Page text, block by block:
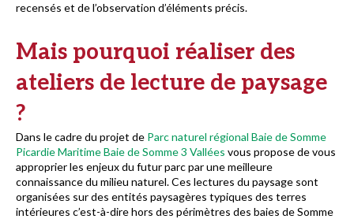
recensés et de l’observation d’éléments précis.
Mais pourquoi réaliser des
ateliers de lecture de paysage
?
Dans le cadre du projet de Parc naturel régional Baie de Somme
Picardie Maritime Baie de Somme 3 Vallées vous propose de vous
approprier les enjeux du futur parc par une meilleure
connaissance du milieu naturel. Ces lectures du paysage sont
organisées sur des entités paysagères typiques des terres
intérieures c’est-à-dire hors des périmètres des baies de Somme